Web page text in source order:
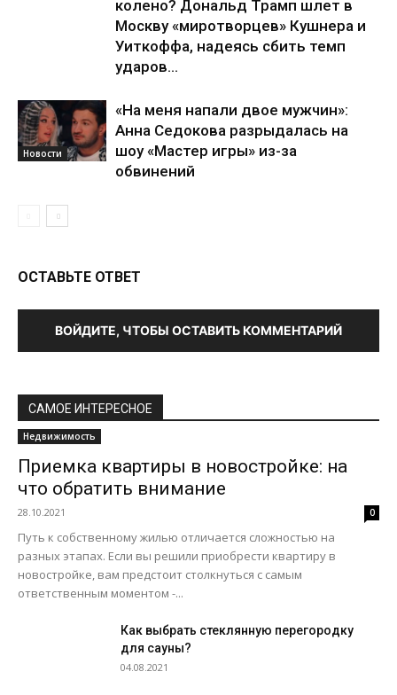
колено? Дональд Трамп шлет в
Москву «миротворцев» Кушнера и
Уиткоффа, надеясь сбить темп
ударов...
Новости
«На меня напали двое мужчин»:
Анна Седокова разрыдалась на
шоу «Мастер игры» из-за
обвинений
ОСТАВЬТЕ ОТВЕТ
ВОЙДИТЕ, ЧТОБЫ ОСТАВИТЬ КОММЕНТАРИЙ
САМОЕ ИНТЕРЕСНОЕ
Недвижимость
Приемка квартиры в новостройке: на
что обратить внимание
28.10.2021 0
Путь к собственному жилью отличается сложностью на
разных этапах. Если вы решили приобрести квартиру в
новостройке, вам предстоит столкнуться с самым
ответственным моментом -...
Как выбрать стеклянную перегородку
для сауны?
04.08.2021